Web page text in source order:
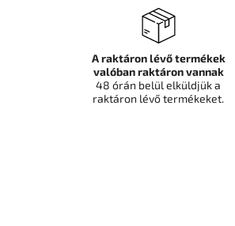
A raktáron lévő termékek
valóban raktáron vannak
48 órán belül elküldjük a
raktáron lévő termékeket.